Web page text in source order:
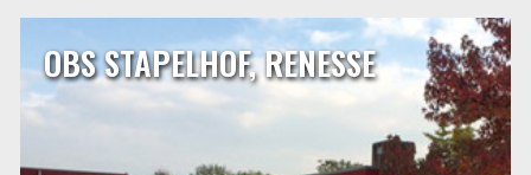
OBS STAPELHOF, RENESSE
OBS STAPELHOF, RENESSE
Onze school is gelegen in het centrum van Renesse aan de
Mauritsweg 10. Sinds enkele jaren werken wij steeds met
een leerlingaantal van rond de 80 leerlingen. We gaan er
vanuit dat met dit aantal er steeds met vier
combinatiegroepen gewerkt kan worden.